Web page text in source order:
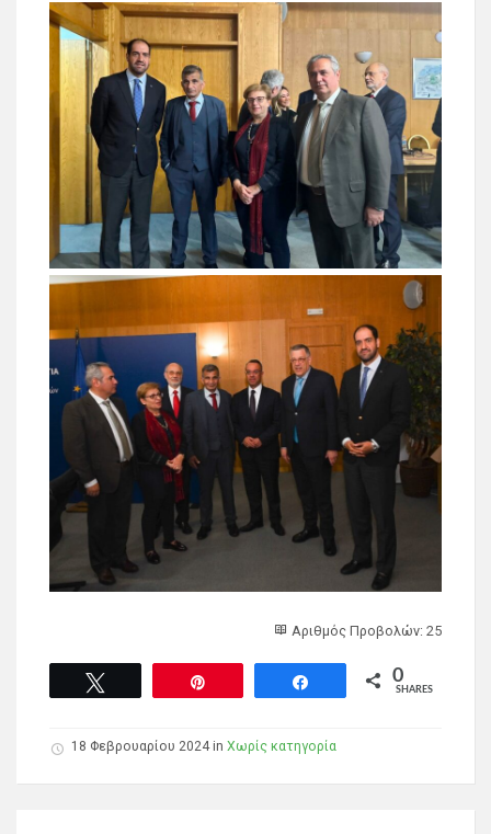
Αριθμός Προβολών: 25
0
SHARES
18 Φεβρουαρίου 2024 in Χωρίς κατηγορία